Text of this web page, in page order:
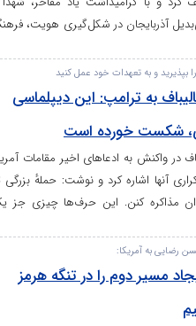
در شکل‌گیری هویت، فرهنگ
خود عمل کنید
این دیپلماسی
است
اخیر مقامات آمریکا
و نوشت: حملهٔ بزرگی تو
این حرف‌ها چیزی جز یک
را در تنگه هرمز